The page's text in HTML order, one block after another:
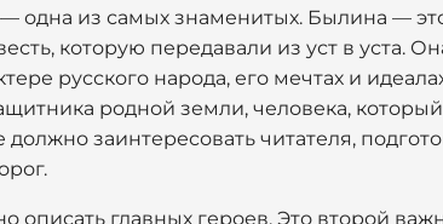
одна из самых знаменитых. Былина —
которую передавали из уст в уста.
русского народа, его мечтах и
родной земли, человека,
заинтересовать читателя,
описать главных героев. Это второй